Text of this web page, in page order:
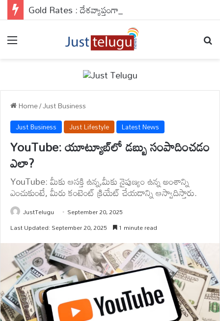
Home/Just Business
Just Business Just Lifestyle Latest News
YouTube: యూట్యూబ్‌లో డబ్బు సంపాదించడం
ఎలా?
YouTube: మీకు ఆసక్తి ఉన్న,మీకు నైపుణ్యం ఉన్న అంశాన్ని
ఎంచుకుంటే, మీరు కంటెంట్ క్రియేట్ చేయడాన్ని ఆస్వాదిస్తారు.
JustTelugu
September 20, 2025
Last Updated: September 20, 2025
1 minute read